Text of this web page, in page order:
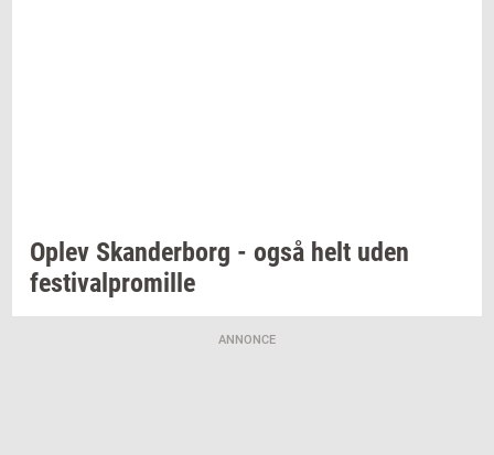
Oplev Skan­der­borg - også helt uden
festi­val­pro­mil­le
ANNONCE